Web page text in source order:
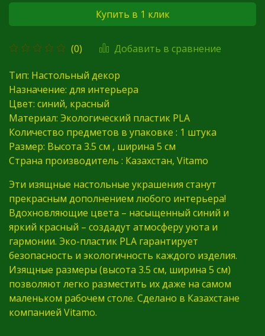
(0) Добавить в сравнение
Купить в 1 клик
Тип: Настольный декор
Назначение: для интерьера
Цвет: синий, красный
Материал: Экологический пластик PLA
Количество предметов в упаковке : 1 штука
Размер: Высота 3.5 см , ширина 5 см
Страна производитель : Казахстан, Vitamo
Эти изящные настольные украшения станут
прекрасным дополнением любого интерьера!
Вдохновляющие цвета – насыщенный синий и
яркий красный – создадут атмосферу уюта и
гармонии. Эко-пластик PLA гарантирует
безопасность и экологичность каждого изделия.
Изящные размеры (высота 3.5 см, ширина 5 см)
позволяют легко разместить их даже на самом
маленьком рабочем столе. Сделано в Казахстане
компанией Vitamo.